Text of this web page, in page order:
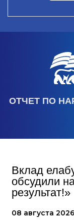
ОТЧЕТ ПО
Вклад
обсудили
результат!»
08 августа